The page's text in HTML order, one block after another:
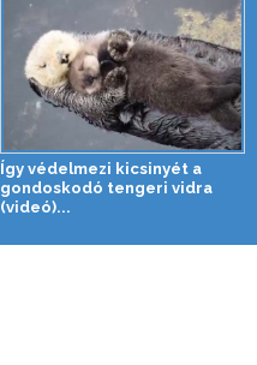
Így védelmezi kicsinyét a
gondoskodó tengeri vidra
(videó)...